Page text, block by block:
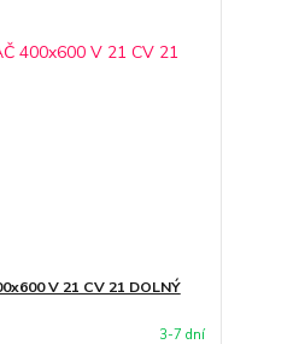
V 21 CV 21 DOLNÝ
3-7 dní